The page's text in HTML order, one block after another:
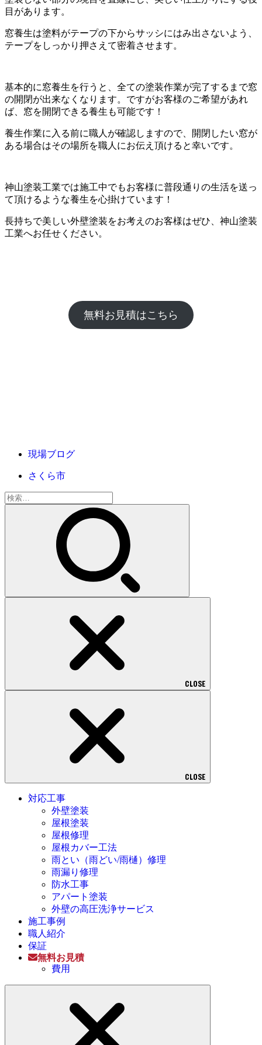
目があります。
窓養生は塗料がテープの下からサッシにはみ出さないよう、
テープをしっかり押さえて密着させます。
基本的に窓養生を行うと、全ての塗装作業が完了するまで窓
の開閉が出来なくなります。ですがお客様のご希望があれ
ば、窓を開閉できる養生も可能です！
養生作業に入る前に職人が確認しますので、開閉したい窓が
ある場合はその場所を職人にお伝え頂けると幸いです。
神山塗装工業では施工中でもお客様に普段通りの生活を送っ
て頂けるような養生を心掛けています！
長持ちで美しい外壁塗装をお考えのお客様はぜひ、神山塗装
工業へお任せください。
無料お見積はこちら
現場ブログ
さくら市
検
索:
CLOSE
CLOSE
対応工事
外壁塗装
屋根塗装
屋根修理
屋根カバー工法
雨とい（雨どい/雨樋）修理
雨漏り修理
防水工事
アパート塗装
外壁の高圧洗浄サービス
施工事例
職人紹介
保証
無料お見積
費用